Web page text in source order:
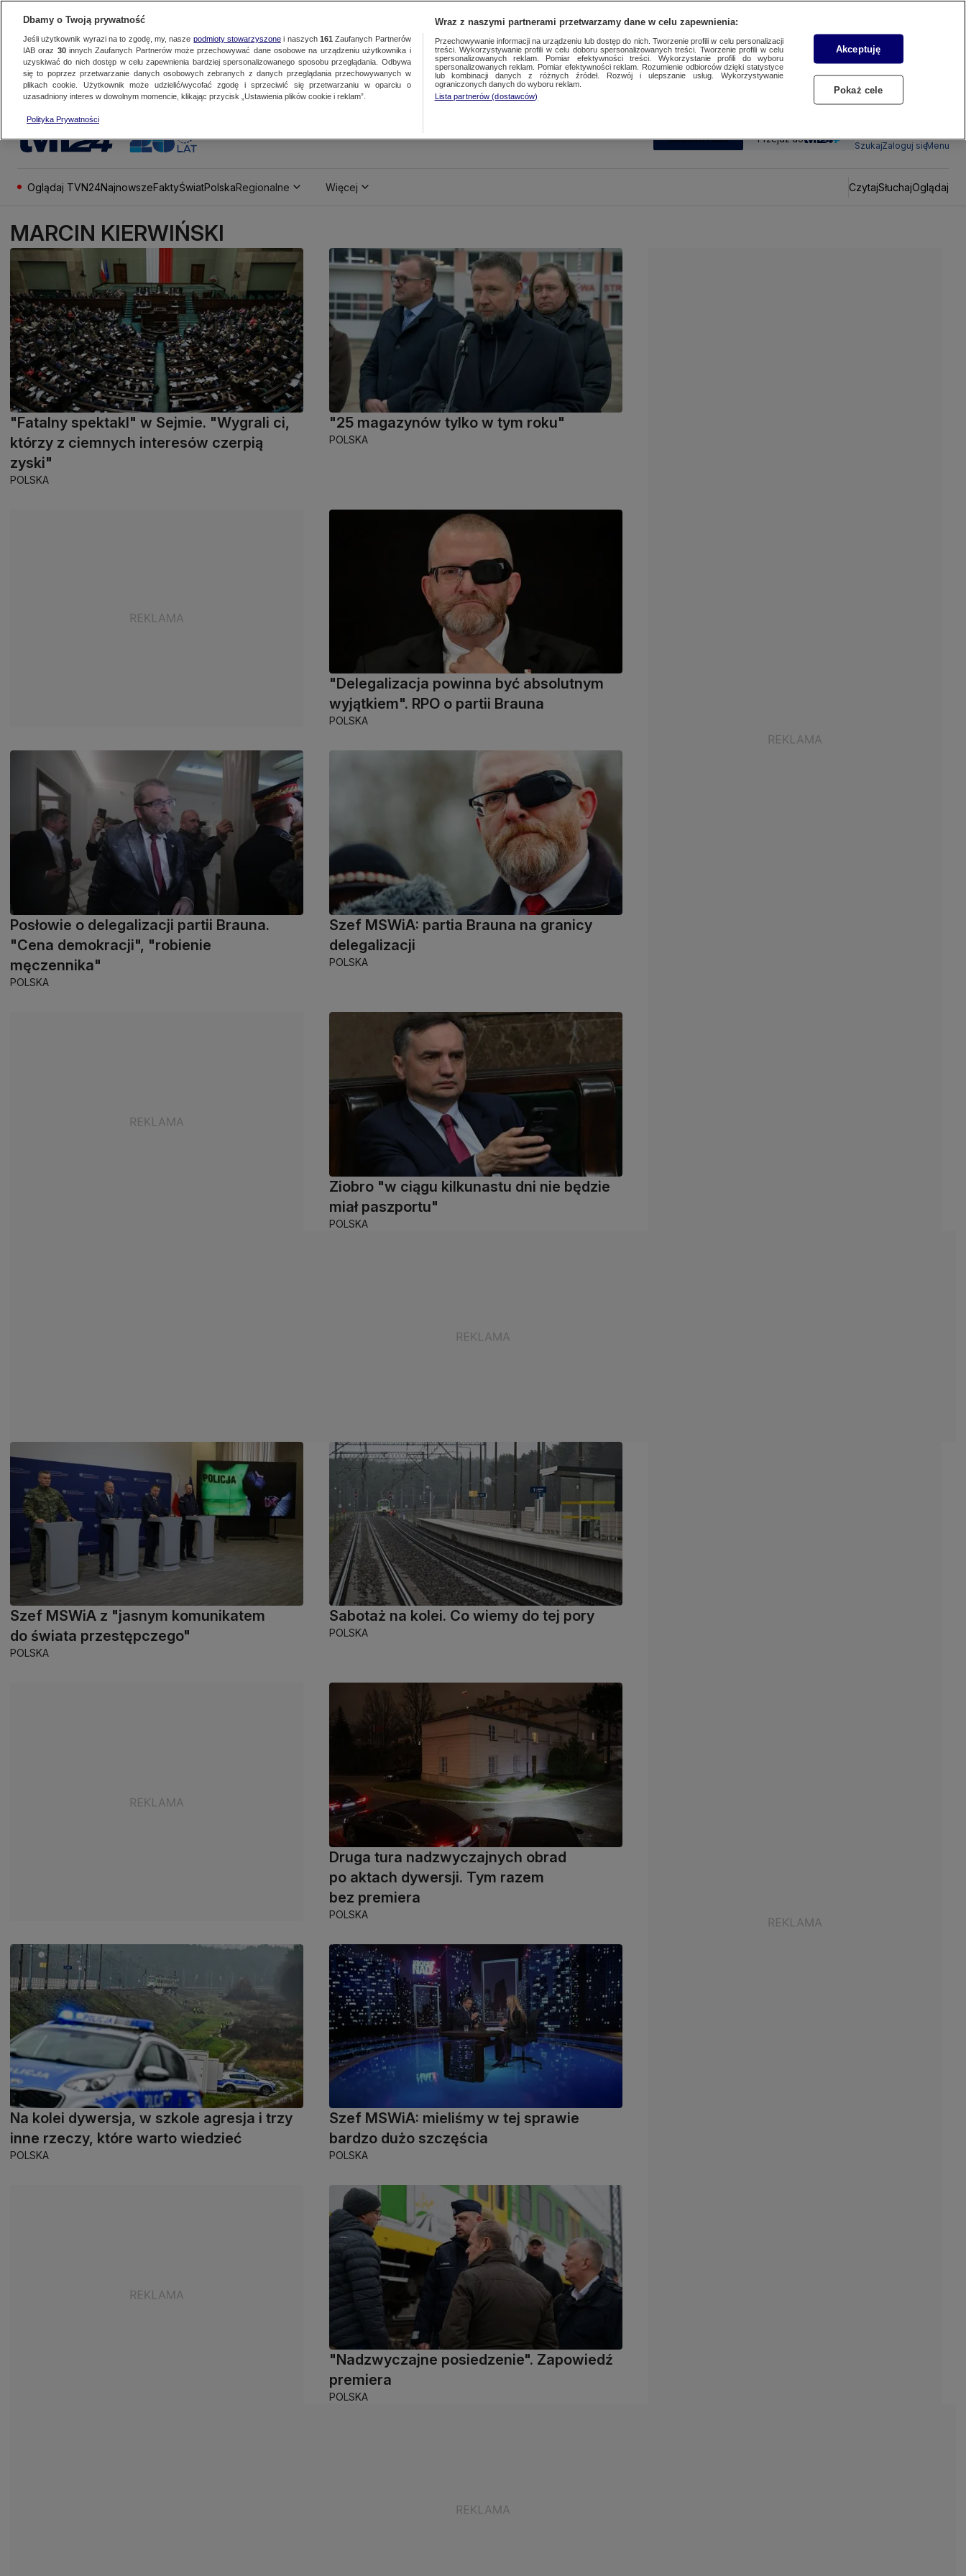
SUBSKRYBUJ Przejdź do
SzukajZaloguj sięMenu
Oglądaj TVN24NajnowszeFaktyŚwiatPolskaRegionalne Więcej CzytajSłuchajOglądaj
MARCIN KIERWIŃSKI
"Fatalny spektakl" w Sejmie. "Wygrali ci,
którzy z ciemnych interesów czerpią
zyski"
POLSKA
"25 magazynów tylko w tym roku"
POLSKA
"Delegalizacja powinna być absolutnym
wyjątkiem". RPO o partii Brauna
POLSKA
Posłowie o delegalizacji partii Brauna.
"Cena demokracji", "robienie
męczennika"
POLSKA
Szef MSWiA: partia Brauna na granicy
delegalizacji
POLSKA
Ziobro "w ciągu kilkunastu dni nie będzie
miał paszportu"
POLSKA
Szef MSWiA z "jasnym komunikatem
do świata przestępczego"
POLSKA
Sabotaż na kolei. Co wiemy do tej pory
POLSKA
Druga tura nadzwyczajnych obrad
po aktach dywersji. Tym razem
bez premiera
POLSKA
Na kolei dywersja, w szkole agresja i trzy
inne rzeczy, które warto wiedzieć
POLSKA
Szef MSWiA: mieliśmy w tej sprawie
bardzo dużo szczęścia
POLSKA
"Nadzwyczajne posiedzenie". Zapowiedź
premiera
POLSKA
Dbamy o Twoją prywatność
Jeśli użytkownik wyrazi na to zgodę, my, nasze podmioty stowarzyszonei naszych 161 Zaufanych Partnerów
IAB oraz 30innych Zaufanych Partnerów może przechowywać dane osobowe na urządzeniu użytkownika i
uzyskiwać do nich dostęp w celu zapewnienia bardziej spersonalizowanego sposobu przeglądania. Odbywa
się to poprzez przetwarzanie danych osobowych zebranych z danych przeglądania przechowywanych w
plikach cookie. Użytkownik może udzielić/wycofać zgodę i sprzeciwić się przetwarzaniu w oparciu o
uzasadniony interes w dowolnym momencie, klikając przycisk „Ustawienia plików cookie i reklam”.
Polityka Prywatności
Wraz z naszymi partnerami przetwarzamy dane w celu zapewnienia:
Przechowywanie informacji na urządzeniu lub dostęp do nich. Tworzenie profili w celu personalizacji
treści. Wykorzystywanie profili w celu doboru spersonalizowanych treści. Tworzenie profili w celu
spersonalizowanych reklam. Pomiar efektywności treści. Wykorzystanie profili do wyboru
spersonalizowanych reklam. Pomiar efektywności reklam. Rozumienie odbiorców dzięki statystyce
lub kombinacji danych z różnych źródeł. Rozwój i ulepszanie usług. Wykorzystywanie
ograniczonych danych do wyboru reklam.
Lista partnerów (dostawców)
Akceptuję
Pokaż cele